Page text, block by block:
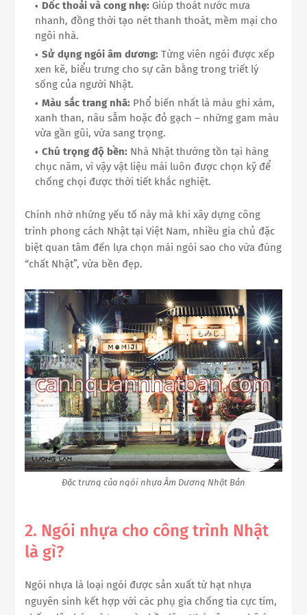
Dốc thoải và cong nhẹ: Giúp thoát nước mưa
nhanh, đồng thời tạo nét thanh thoát, mềm mại cho
ngôi nhà.
Sử dụng ngói âm dương: Từng viên ngói được xếp
xen kẽ, biểu trưng cho sự cân bằng trong triết lý
sống của người Nhật.
Màu sắc trang nhã: Phổ biến nhất là màu ghi xám,
xanh than, nâu sẫm hoặc đỏ gạch – những gam màu
vừa gần gũi, vừa sang trọng.
Chú trọng độ bền: Nhà Nhật thường tồn tại hàng
chục năm, vì vậy vật liệu mái luôn được chọn kỹ để
chống chọi được thời tiết khắc nghiệt.
Chính nhờ những yếu tố này mà khi xây dựng công
trình phong cách Nhật tại Việt Nam, nhiều gia chủ đặc
biệt quan tâm đến lựa chọn mái ngói sao cho vừa đúng
“chất Nhật”, vừa bền đẹp.
Đặc trưng của ngói nhựa Âm Dương Nhật Bản
2. Ngói nhựa cho công trình Nhật
là gì?
Ngói nhựa là loại ngói được sản xuất từ hạt nhựa
nguyên sinh kết hợp với các phụ gia chống tia cực tím,